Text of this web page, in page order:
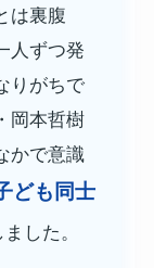
は裏腹
人ずつ発
りがちで
岡本哲樹
かで意識
ども同士
した。